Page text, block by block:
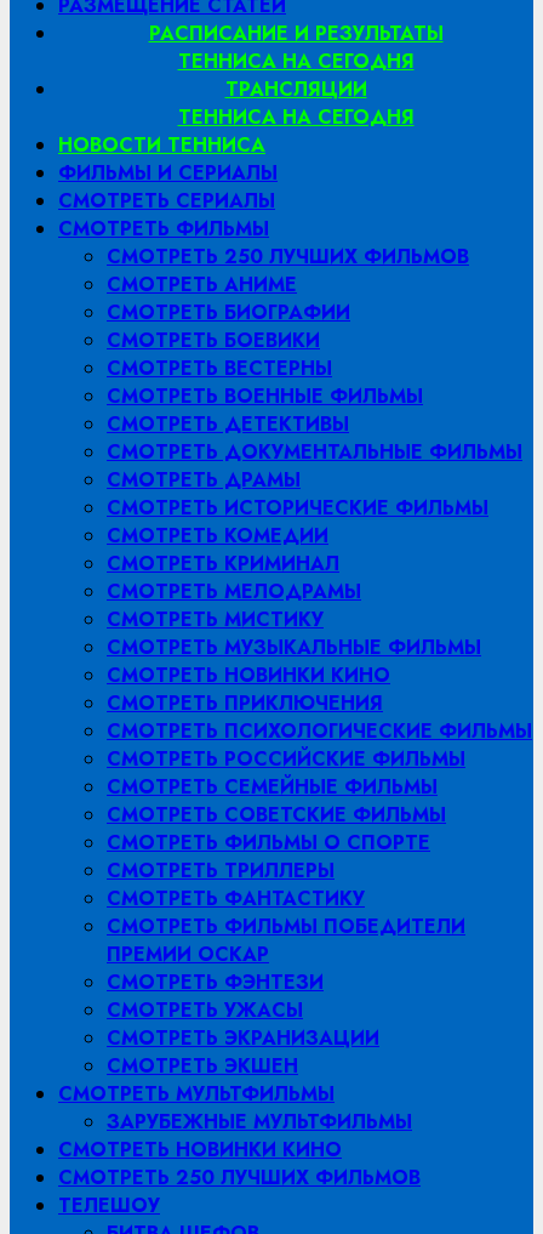
РАСПИСАНИЕ И РЕЗУЛЬТАТЫ
ТЕННИСА НА СЕГОДНЯ
ТРАНСЛЯЦИИ
ТЕННИСА НА СЕГОДНЯ
НОВОСТИ ТЕННИСА
ФИЛЬМЫ И СЕРИАЛЫ
СМОТРЕТЬ СЕРИАЛЫ
СМОТРЕТЬ ФИЛЬМЫ
СМОТРЕТЬ 250 ЛУЧШИХ ФИЛЬМОВ
СМОТРЕТЬ АНИМЕ
СМОТРЕТЬ БИОГРАФИИ
СМОТРЕТЬ БОЕВИКИ
СМОТРЕТЬ ВЕСТЕРНЫ
СМОТРЕТЬ ВОЕННЫЕ ФИЛЬМЫ
СМОТРЕТЬ ДЕТЕКТИВЫ
СМОТРЕТЬ ДОКУМЕНТАЛЬНЫЕ ФИЛЬМЫ
СМОТРЕТЬ ДРАМЫ
СМОТРЕТЬ ИСТОРИЧЕСКИЕ ФИЛЬМЫ
СМОТРЕТЬ КОМЕДИИ
СМОТРЕТЬ КРИМИНАЛ
СМОТРЕТЬ МЕЛОДРАМЫ
СМОТРЕТЬ МИСТИКУ
СМОТРЕТЬ МУЗЫКАЛЬНЫЕ ФИЛЬМЫ
СМОТРЕТЬ НОВИНКИ КИНО
СМОТРЕТЬ ПРИКЛЮЧЕНИЯ
СМОТРЕТЬ ПСИХОЛОГИЧЕСКИЕ ФИЛЬМЫ
СМОТРЕТЬ РОССИЙСКИЕ ФИЛЬМЫ
СМОТРЕТЬ СЕМЕЙНЫЕ ФИЛЬМЫ
СМОТРЕТЬ СОВЕТСКИЕ ФИЛЬМЫ
СМОТРЕТЬ ФИЛЬМЫ О СПОРТЕ
СМОТРЕТЬ ТРИЛЛЕРЫ
СМОТРЕТЬ ФАНТАСТИКУ
СМОТРЕТЬ ФИЛЬМЫ ПОБЕДИТЕЛИ
ПРЕМИИ ОСКАР
СМОТРЕТЬ ФЭНТЕЗИ
СМОТРЕТЬ УЖАСЫ
СМОТРЕТЬ ЭКРАНИЗАЦИИ
СМОТРЕТЬ ЭКШЕН
СМОТРЕТЬ МУЛЬТФИЛЬМЫ
ЗАРУБЕЖНЫЕ МУЛЬТФИЛЬМЫ
СМОТРЕТЬ НОВИНКИ КИНО
СМОТРЕТЬ 250 ЛУЧШИХ ФИЛЬМОВ
ТЕЛЕШОУ